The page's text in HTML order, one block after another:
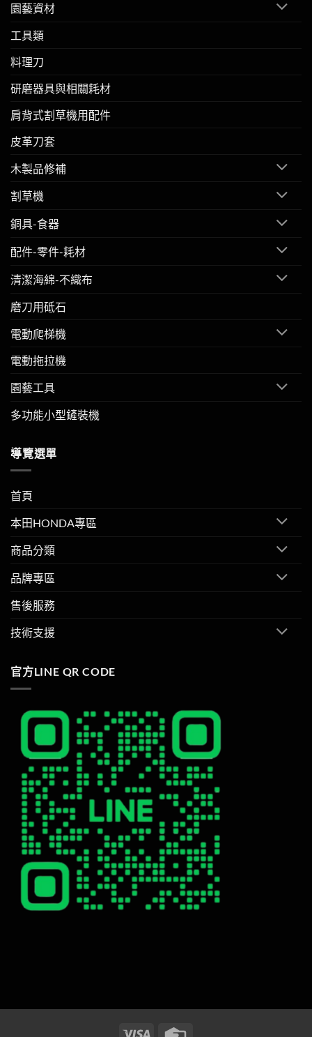
園藝資材
工具類
料理刀
研磨器具與相關耗材
肩背式割草機用配件
皮革刀套
木製品修補
割草機
銅具-食器
配件-零件-耗材
清潔海綿-不織布
磨刀用砥石
電動爬梯機
電動拖拉機
園藝工具
多功能小型鏟裝機
導覽選單
首頁
本田HONDA專區
商品分類
品牌專區
售後服務
技術支援
官方LINE QR CODE
Visa